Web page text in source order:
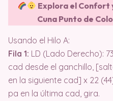
Explora el Confort
Cuna Punto de
Usando el Hilo A:
Fila 1: LD (Lado Derecho):
cad desde el ganchillo,
en la siguiente cad] x 22
pa en la última cad, gira.